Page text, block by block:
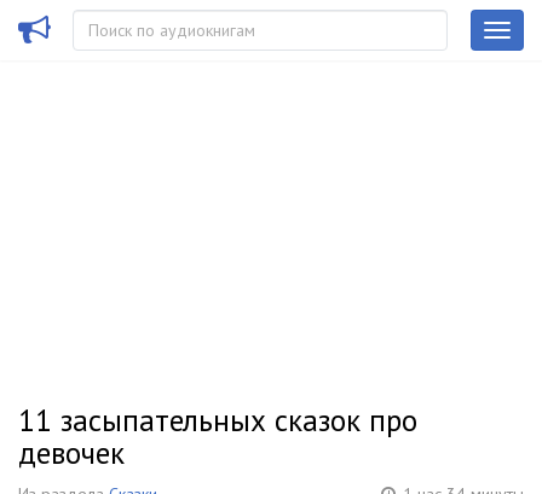
11 засыпательных сказок про
девочек